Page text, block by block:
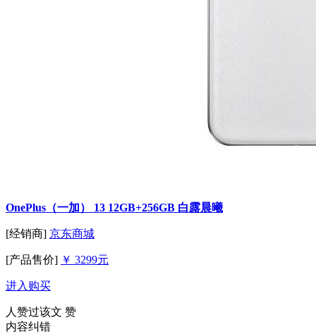
OnePlus（一加） 13 12GB+256GB 白露晨曦
[经销商] 京东商城
[产品售价] ￥ 3299元
进入购买
人赞过该文 赞
内容纠错